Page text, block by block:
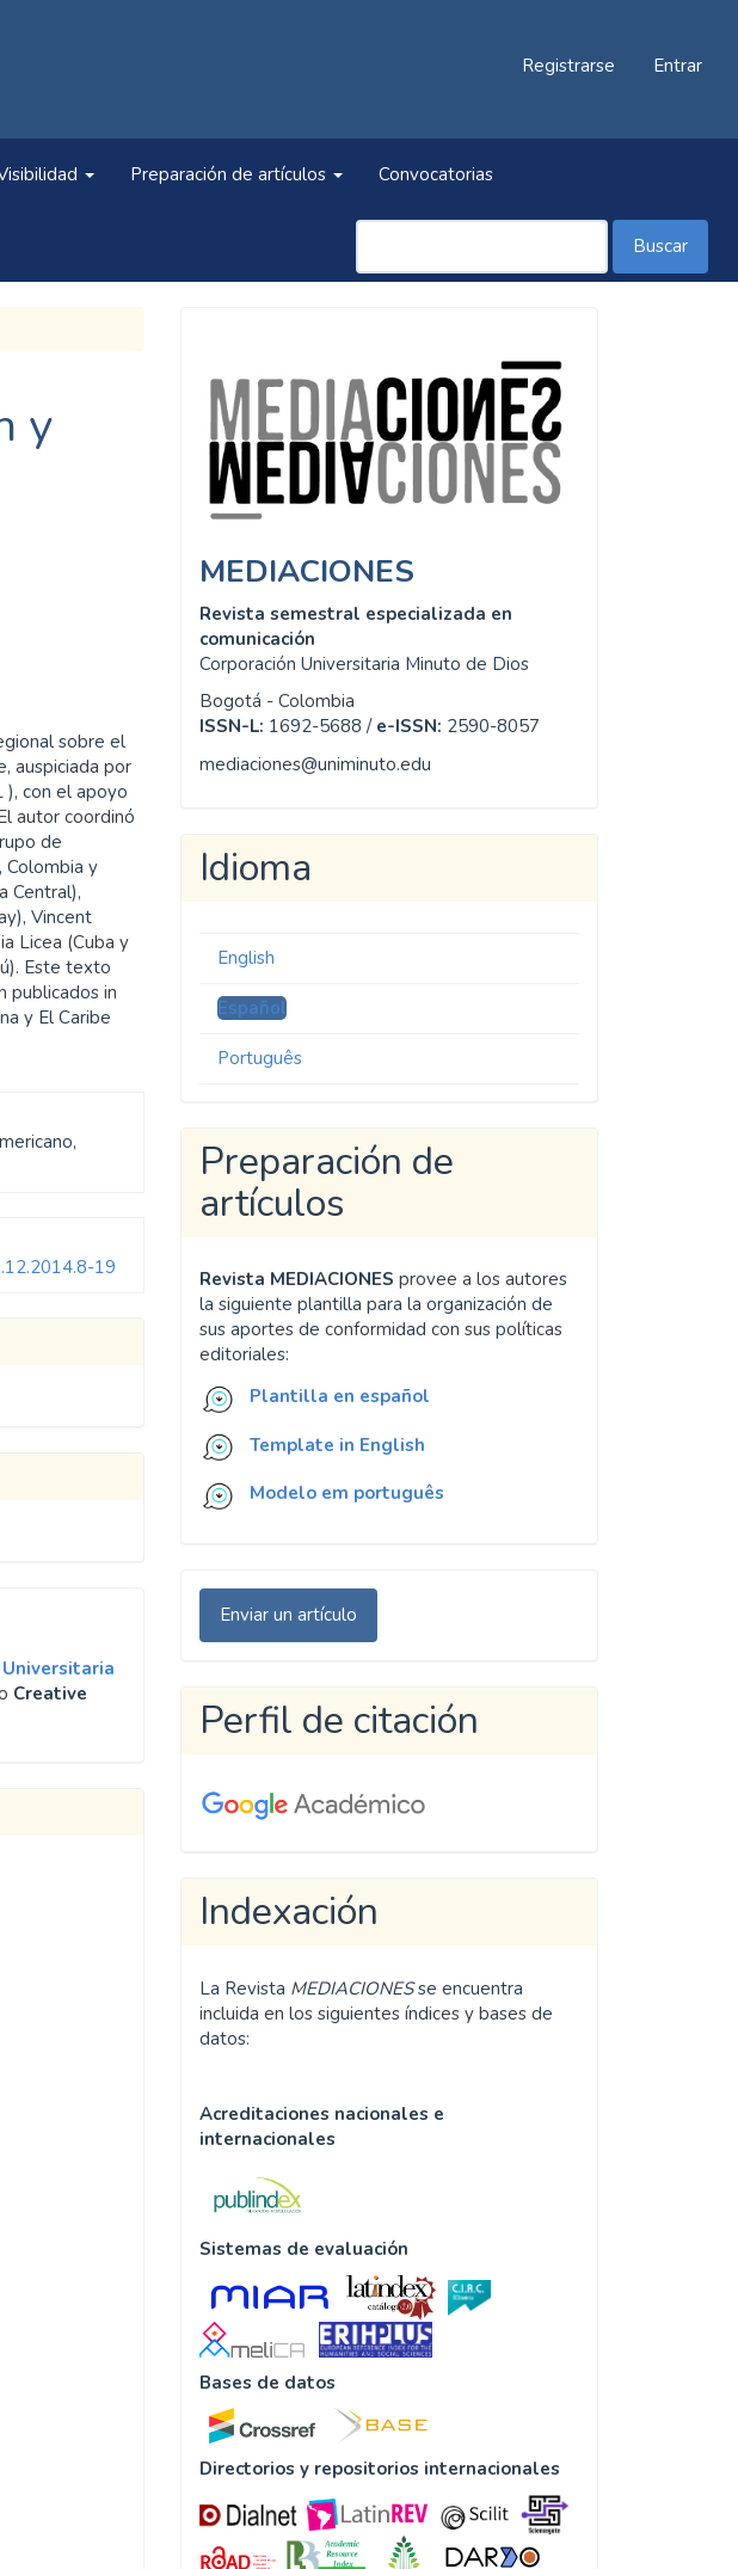
Registrarse Entrar
Preparación de artículos Convocatorias
Buscar
y
sobre el
auspiciada por
), con el apoyo
autor coordinó
de
Colombia y
Central),
Vincent
Licea (Cuba y
Este texto
publicados in
y El Caribe
19
Universitaria
Creative
MEDIACIONES
Revista semestral especializada en
comunicación
Corporación Universitaria Minuto de Dios
Bogotá - Colombia
ISSN-L: 1692-5688 / e-ISSN: 2590-8057
mediaciones@uniminuto.edu
Idioma
English
Español
Português
Preparación de
artículos
Revista MEDIACIONES provee a los autores
la siguiente plantilla para la organización de
sus aportes de conformidad con sus políticas
editoriales:
Plantilla en español
Template in English
Modelo em português
Enviar
unEnviar un artículo
Perfil de citación
Indexación
La Revista MEDIACIONESse encuentra
incluida en los siguientes índices y bases de
datos:
Acreditaciones nacionales e
internacionales
Sistemas de evaluación
Bases de datos
Directorios y repositorios internacionales